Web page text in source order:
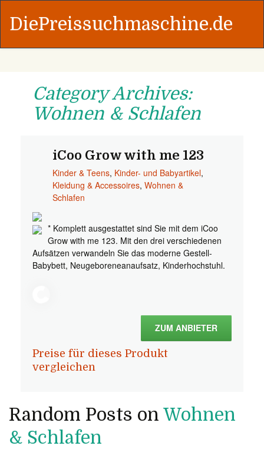
DiePreissuchmaschine.de
Category Archives:
Wohnen & Schlafen
iCoo Grow with me 123
Kinder & Teens, Kinder- und Babyartikel,
Kleidung & Accessoires, Wohnen &
Schlafen
* Komplett ausgestattet sind Sie mit dem iCoo
Grow with me 123. Mit den drei verschiedenen
Aufsätzen verwandeln Sie das moderne Gestell-
Babybett, Neugeboreneanaufsatz, Kinderhochstuhl.
ZUM ANBIETER
Preise für dieses Produkt
vergleichen
Random Posts on Wohnen
& Schlafen